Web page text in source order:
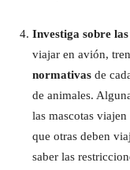
Investiga sobre
viajar en avión,
normativas de
de animales.
las mascotas
que otras deben
saber las